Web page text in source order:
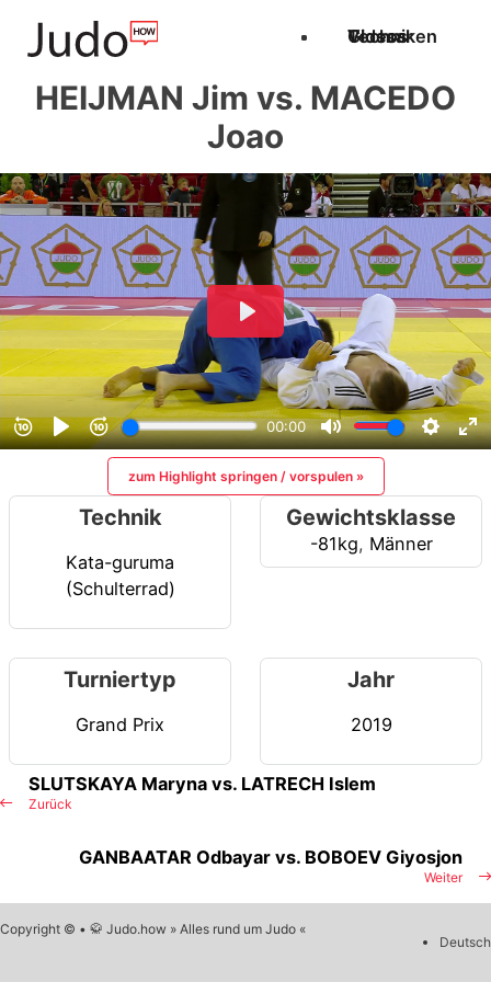
Techniken
Videos
Glossar
HEIJMAN Jim vs. MACEDO
Joao
zum Highlight springen / vorspulen »
Technik
Kata-guruma
(Schulterrad)
Gewichtsklasse
-81kg, Männer
Turniertyp
Grand Prix
Jahr
2019
Zurück
SLUTSKAYA Maryna vs. LATRECH Islem
Weiter
GANBAATAR Odbayar vs. BOBOEV Giyosjon
Copyright © • 🥋 Judo.how » Alles rund um Judo «
Deutsch